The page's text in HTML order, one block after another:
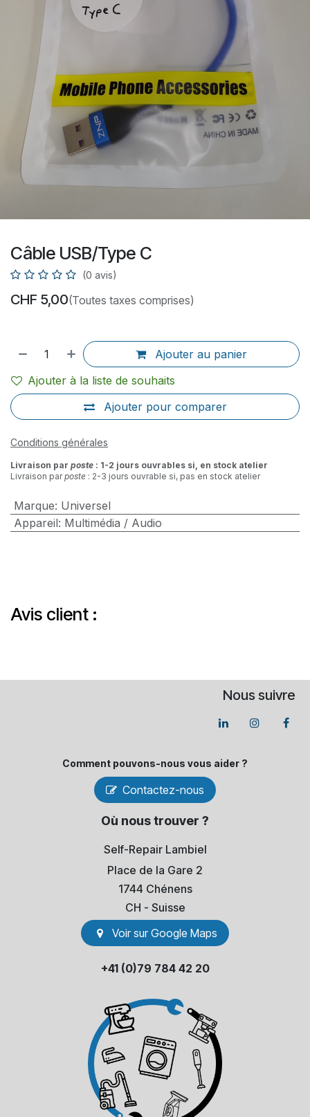
Câble USB/Type C
(0 avis)
CHF 5,00(Toutes taxes comprises)
Ajouter au panier
Ajouter pour comparer
Ajouter à la liste de souhaits
Conditions générales
Livraison par poste : 1-2 jours ouvrables si, en stock atelier
Livraison parposte : 2-3 jours ouvrable si, pas en stock atelier
Marque: Universel
Appareil: Multimédia / Audio
Avis client :
Nous suivre
Comment pouvons-​nous vous aider ?
Contactez-nous
Où nous trouver ?
Self-Repair Lambiel
Place de la Gare 2
1744 Chénens
​CH - Suisse
Voir sur Go​​ogle Maps
+41 (0)79 784 42 20